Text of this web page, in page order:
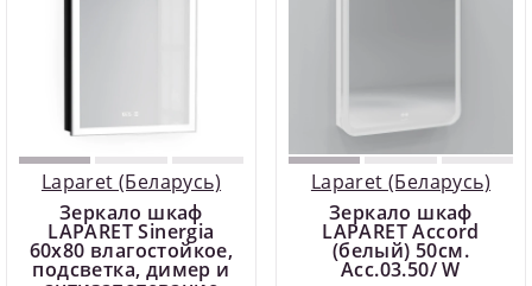
Laparet (Беларусь)
Зеркало шкаф
LAPARET Sinergia
60х80 влагостойкое,
подсветка, димер и
Laparet (Беларусь)
Зеркало шкаф
LAPARET Accord
(белый) 50см.
Acc.03.50/ W